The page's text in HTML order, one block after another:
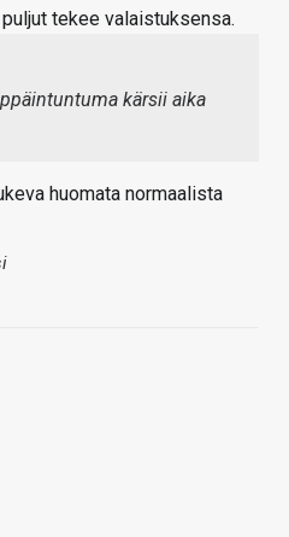
tekee valaistuksensa.
kärsii aika
huomata normaalista